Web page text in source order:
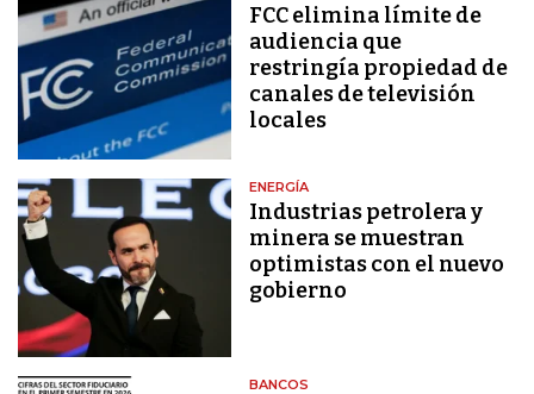
FCC elimina límite de
audiencia que
restringía propiedad de
canales de televisión
locales
ENERGÍA
Industrias petrolera y
minera se muestran
optimistas con el nuevo
gobierno
BANCOS